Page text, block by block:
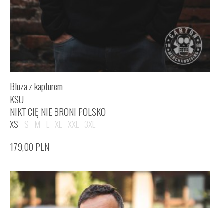
Bluza z kapturem
KSU
NIKT CIĘ NIE BRONI POLSKO
XS S M L XL XXL 3XL
179,00 PLN